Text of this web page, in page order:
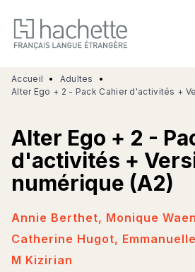
MENU RECHERCHE
PIED DE PAGE
Accueil • Adultes
•
Alter Ego + 2 - Pack Cahier d'activités +
Alter Ego + 2 -
d'activités +
numérique (A2)
Annie Berthet, Monique
Catherine Hugot,
M Kizirian